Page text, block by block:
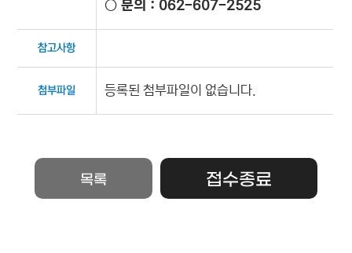
○ 문의 : 062-607-2525
참고사항
첨부파일 등록된 첨부파일이 없습니다.
목록 접수종료